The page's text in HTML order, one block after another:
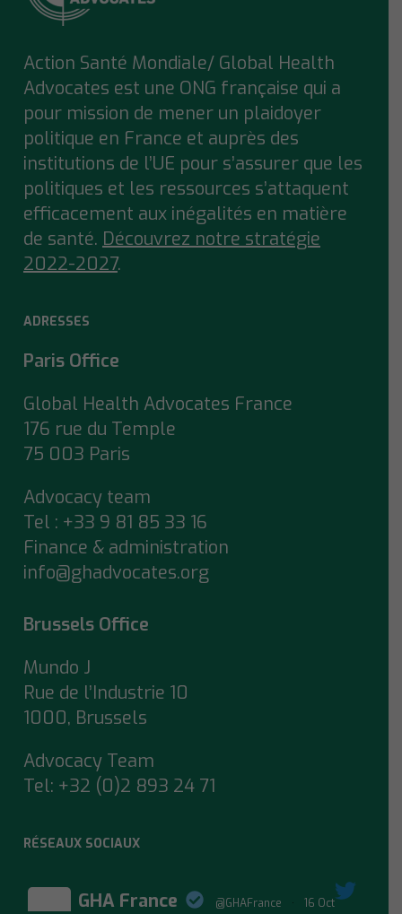
Action Santé Mondiale/ Global Health
Advocates est une ONG française qui a
pour mission de mener un plaidoyer
politique en France et auprès des
institutions de l’UE pour s’assurer que les
politiques et les ressources s’attaquent
efficacement aux inégalités en matière
de santé. Découvrez notre stratégie
2022-2027.
ADRESSES
Paris Office
Global Health Advocates France
176 rue du Temple
75 003 Paris
Advocacy team
Tel : +33 9 81 85 33 16
Finance & administration
info@ghadvocates.org
Brussels Office
Mundo J
Rue de l’Industrie 10
1000, Brussels
Advocacy Team
Tel: +32 (0)2 893 24 71
RÉSEAUX SOCIAUX
GHA France @GHAFrance · 16 Oct